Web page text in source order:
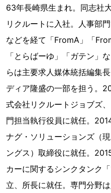
63年長崎県生まれ。同志社
リクルートに入社。人事部
などを経て「FromA」「
「とらばーゆ」「ガテン」
らは主要求人媒体統括編集
ディア隆盛の一部を担う。
式会社リクルートジョブズ
門担当執行役員に就任。
ナグ・ソリューションズ（
ングス）取締役に就任。
カーに関するシンクタンク
立、所長に就任。専門分野